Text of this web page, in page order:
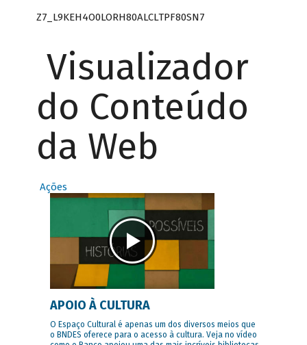
Z7_L9KEH4O0LORH80ALCLTPF80SN7
Visualizador
do Conteúdo
da Web
Ações
APOIO À CULTURA
O Espaço Cultural é apenas um dos diversos meios que
o BNDES oferece para o acesso à cultura. Veja no vídeo